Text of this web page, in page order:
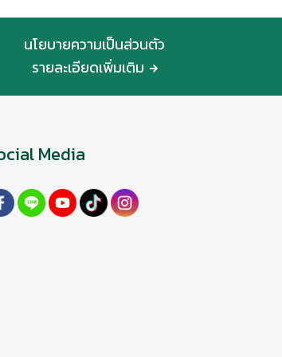
นโยบายความเป็นส่วนตัว
รายละเอียดเพิ่มเติม
Media